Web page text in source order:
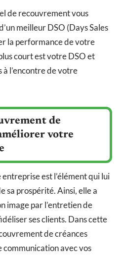
de recouvrement vous
meilleur DSO (Days Sales
la performance de votre
court est votre DSO et
à l’encontre de votre
de
votre
entreprise est l’élément qui lui
sa prospérité. Ainsi, elle a
image par l’entretien de
ses clients. Dans cette
de créances
avec vos